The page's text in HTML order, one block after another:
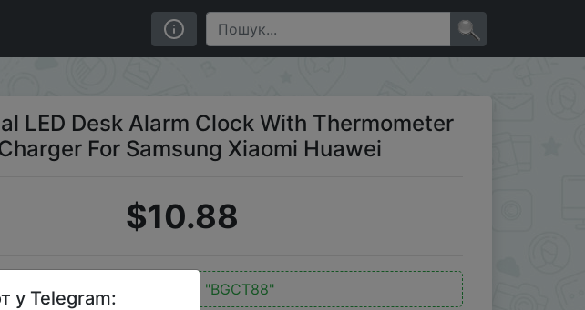
Charger For Samsung Xiaomi Huawei
LED Desk Alarm Clock With Thermometer
For Samsung Xiaomi Huawei
$10.88
"BGCT88"
у Telegram: